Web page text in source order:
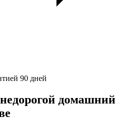
90 дней
домашний